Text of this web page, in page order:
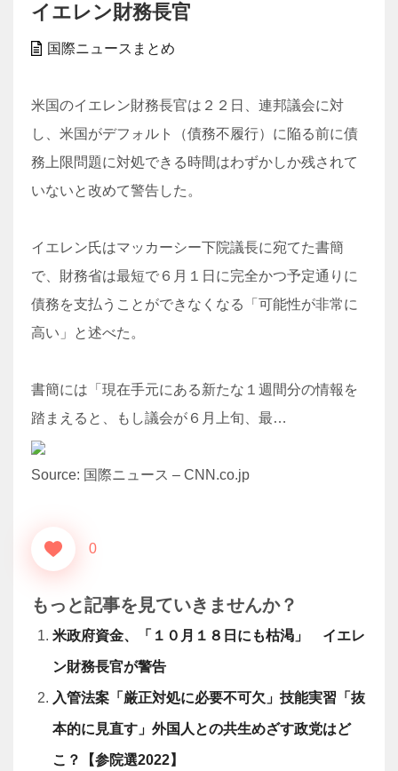
イエレン財務長官
国際ニュースまとめ
米国のイエレン財務長官は２２日、連邦議会に対
し、米国がデフォルト（債務不履行）に陥る前に債
務上限問題に対処できる時間はわずかしか残されて
いないと改めて警告した。
イエレン氏はマッカーシー下院議長に宛てた書簡
で、財務省は最短で６月１日に完全かつ予定通りに
債務を支払うことができなくなる「可能性が非常に
高い」と述べた。
書簡には「現在手元にある新たな１週間分の情報を
踏まえると、もし議会が６月上旬、最…
Source: 国際ニュース – CNN.co.jp
0
もっと記事を見ていきませんか？
米政府資金、「１０月１８日にも枯渇」 イエレ
ン財務長官が警告
入管法案「厳正対処に必要不可欠」技能実習「抜
本的に見直す」外国人との共生めざす政党はど
こ？【参院選2022】